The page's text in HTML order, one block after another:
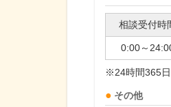
相談受付時
0:00～
※24時間365日
その他